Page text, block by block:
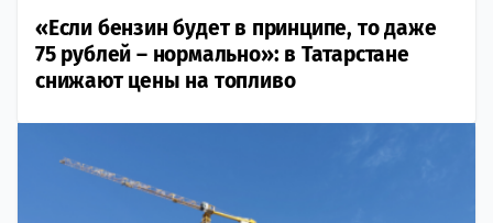
«Если бензин будет в принципе, то даже
75 рублей – нормально»: в Татарстане
снижают цены на топливо